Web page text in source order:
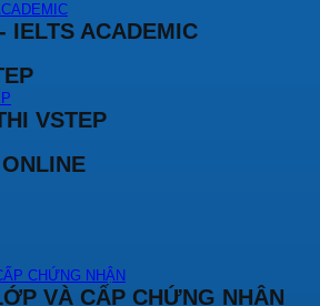
IELTS ACADEMIC
VSTEP
CHỨNG NHẬN
VÀ CẤP CHỨNG NHẬN